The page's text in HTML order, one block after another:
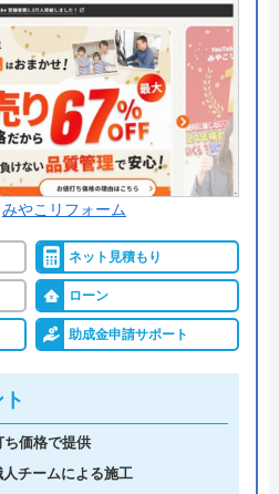
サイトで
細を見る
話で相談する
091-026
間： 24時間
本情報
社イ―スマイル
孝
0066
大阪市中央区瓦屋町3丁目7-3 イ
ルビル
みやこリフォーム
ネット見積もり
ローン
助成金申請サポート
ち価格で提供
チームによる施工